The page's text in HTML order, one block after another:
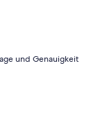
und Genauigkeit